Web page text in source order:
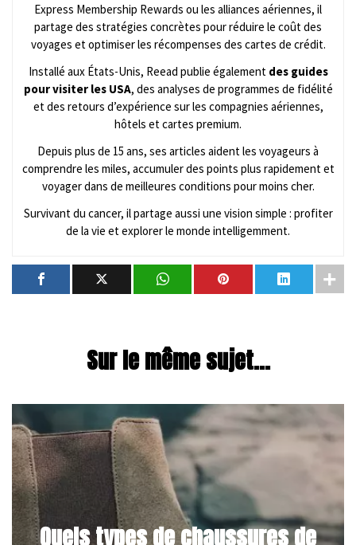
Express Membership Rewards ou les alliances aériennes, il
partage des stratégies concrètes pour réduire le coût des
voyages et optimiser les récompenses des cartes de crédit.
Installé aux États-Unis, Reead publie également des guides
pour visiter les USA, des analyses de programmes de fidélité
et des retours d’expérience sur les compagnies aériennes,
hôtels et cartes premium.
Depuis plus de 15 ans, ses articles aident les voyageurs à
comprendre les miles, accumuler des points plus rapidement et
voyager dans de meilleures conditions pour moins cher.
Survivant du cancer, il partage aussi une vision simple : profiter
de la vie et explorer le monde intelligemment.
Sur le même sujet...
Quels types de chaussures de